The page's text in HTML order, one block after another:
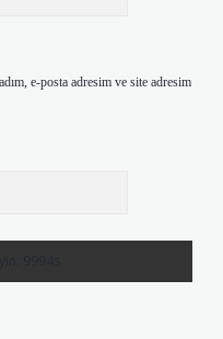
e-posta adresim ve site adresim